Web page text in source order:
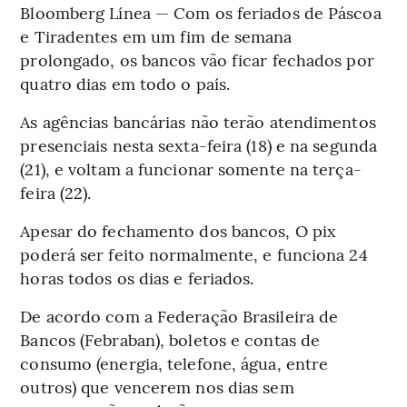
Bloomberg Línea — Com os feriados de Páscoa
e Tiradentes em um fim de semana
prolongado, os bancos vão ficar fechados por
quatro dias em todo o país.
As agências bancárias não terão atendimentos
presenciais nesta sexta-feira (18) e na segunda
(21), e voltam a funcionar somente na terça-
feira (22).
Apesar do fechamento dos bancos, O pix
poderá ser feito normalmente, e funciona 24
horas todos os dias e feriados.
De acordo com a Federação Brasileira de
Bancos (Febraban), boletos e contas de
consumo (energia, telefone, água, entre
outros) que vencerem nos dias sem